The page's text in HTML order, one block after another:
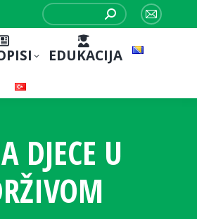
Search:
Mail
EDUKACIJA
DJECE U